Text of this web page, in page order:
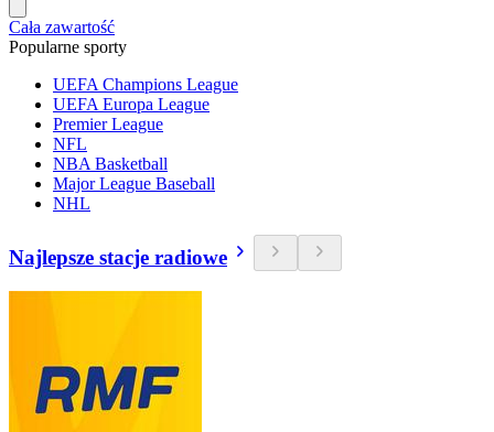
Cała zawartość
Popularne sporty
UEFA Champions League
UEFA Europa League
Premier League
NFL
NBA Basketball
Major League Baseball
NHL
Najlepsze stacje radiowe